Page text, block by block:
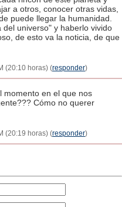
a otros, conocer otras vidas,
puede llegar la humanidad.
universo" y haberlo vivido
de esto va la noticia, de que
(20:10 horas) (responder)
momento en el que nos
Cómo no querer
(20:19 horas) (responder)